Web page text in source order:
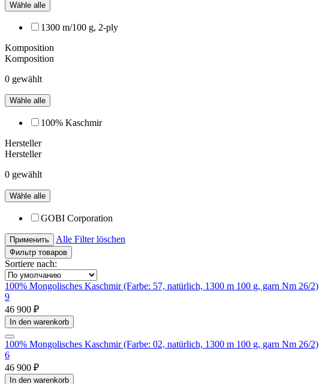
Wähle alle
1300 m/100 g, 2-ply
Komposition
Komposition
0 gewählt
Wähle alle
100% Kaschmir
Hersteller
Hersteller
0 gewählt
Wähle alle
GOBI Corporation
Применить Alle Filter löschen
Фильтр товаров
Sortiere nach:
100% Mongolisches Kaschmir (Farbe: 57, natürlich, 1300 m 100 g, garn Nm 26/2)
9
46 900 ₽
In den warenkorb
100% Mongolisches Kaschmir (Farbe: 02, natürlich, 1300 m 100 g, garn Nm 26/2)
6
46 900 ₽
In den warenkorb